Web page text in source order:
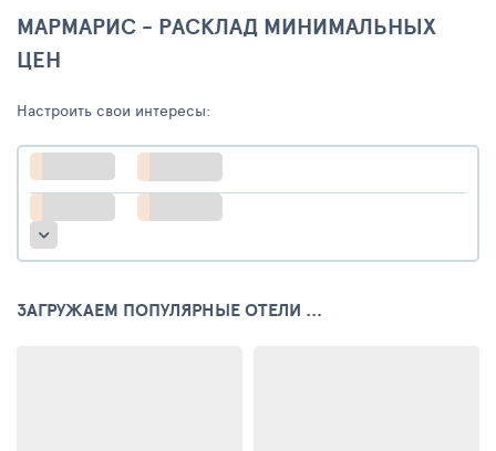
МАРМАРИС - РАСКЛАД МИНИМАЛЬНЫХ
ЦЕН
Настроить свои интересы:
ЗАГРУЖАЕМ ПОПУЛЯРНЫЕ ОТЕЛИ ...